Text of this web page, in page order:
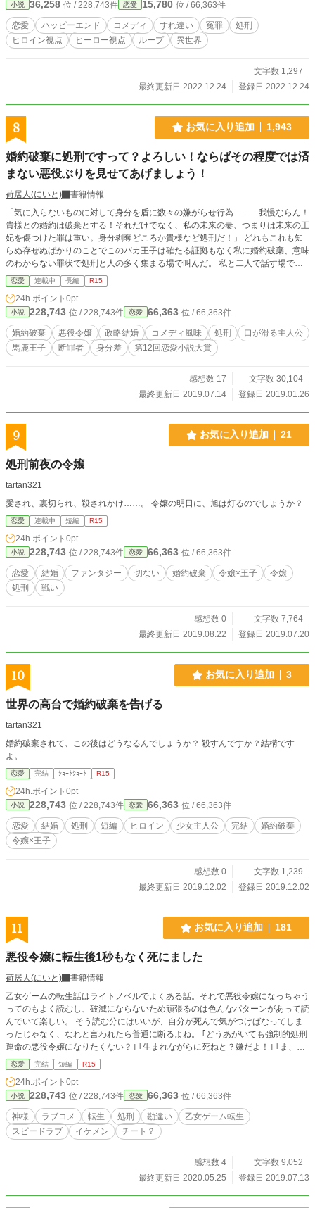
小説 36,258 位 / 228,743件 恋愛 15,780 位 / 66,363件
恋愛 ハッピーエンド コメディ すれ違い 冤罪
処刑
ヒロイン視点
ヒーロー視点 ループ 異世界
文字数 1,297
最終更新日 2022.12.24
登録日 2022.12.24
8 お気に入り追加 1,943
婚約破棄に処刑ですって？よろしい！ならばその程度では済
まない悪役ぶりを見せてあげましょう！
荷居人(にいと)
書籍情報
「気に入らないものに対して身分を盾に数々の嫌がらせ行為………我慢ならん！
貴様との婚約は破棄とする！それだけでなく、私の未来の妻、つまりは未来の王
妃を傷つけた罪は重い。身分剥奪どころか貴様など処刑だ！」 どれもこれも知
らぬ存ぜぬばかりのことでこのバカ王子は確たる証拠もなく私に婚約破棄、意味
のわからない罪状で処刑と人の多く集まる場で叫んだ。 私と二人で話す場であ
ればまだ許したものを………。見え透いた下心丸出しビッチ令嬢に良いように操
られるバカな夢見る王子には教育が必要なようです。 「婚約破棄の前にまずは
私の罪状をもう一度お聞かせ願えますか？」 私を悪役扱いするならば望み通り
あえて悪役となって差し上げましょう。その程度で処刑？バカが聞いて呆れると
いうもの。 処刑になる気もしませんが、万が一の可能性が少し、ほんの少しも
ないとは言えません。もしそうなった時何もせず言われたままで終わるなんてそ
れこそ屈辱。 ならばいっそ、処刑されても当たり前ねと思えるくらいの悪役を
たちの考えたバレるような悪役など演じないとね。 恋を諦めて政略結婚のため
に我慢してきた鬱憤も今この場で晴らしましょう。私だって嫌々なのに大概にし
恋愛 連載中 長編 R15
24h.ポイント 0pt
小説 228,743 位 / 228,743件 恋愛 66,363 位 / 66,363件
婚約破棄 悪役令嬢 政略結婚 コメディ風味 処刑
口が滑る主人公
馬鹿王子
断罪者 身分差 第12回恋愛小説大賞
感想数 17
文字数 30,104
最終更新日 2019.07.14
登録日 2019.01.26
9 お気に入り追加 21
処刑前夜の令嬢
tartan321
愛され、裏切られ、殺されかけ……。 令嬢の明日に、旭は灯るのでしょうか？
恋愛 連載中 短編 R15
24h.ポイント 0pt
小説 228,743 位 / 228,743件 恋愛 66,363 位 / 66,363件
恋愛 結婚 ファンタジー 切ない 婚約破棄 令嬢×王子
令嬢
処刑
戦い
感想数 0
文字数 7,764
最終更新日 2019.08.22
登録日 2019.07.20
10 お気に入り追加 3
世界の高台で婚約破棄を告げる
tartan321
婚約破棄されて、この後はどうなるんでしょうか？ 殺すんですか？結構です
よ。
恋愛 完結 ｼｮｰﾄｼｮｰﾄ R15
24h.ポイント 0pt
小説 228,743 位 / 228,743件 恋愛 66,363 位 / 66,363件
恋愛 結婚 処刑 短編 ヒロイン 少女主人公 完結
婚約破棄
令嬢×王子
感想数 0
文字数 1,239
最終更新日 2019.12.02
登録日 2019.12.02
11 お気に入り追加 181
悪役令嬢に転生後1秒もなく死にました
荷居人(にいと)
書籍情報
乙女ゲームの転生話はライトノベルでよくある話。それで悪役令嬢になっちゃう
ってのもよく読むし、破滅にならないため頑張るのは色んなパターンがあって読
んでいて楽しい。 そう読む分にはいいが、自分が死んで気がつけばなってしま
ったじゃなく、なれと言われたら普通に断るよね。 ｢どうあがいても強制的処刑
運命の悪役令嬢になりたくない？｣ ｢生まれながらに死ねと？嫌だよ！｣ ｢ま、拒
否権ないけどさ。悪役令嬢でも美人だし身分も申し分ないし、モブならひっかけ
られるからモブ恋愛人生を楽しむなり、人生謳歌しなよ。成人前に死ぬけど｣
｢ふざけんなー！｣ ふざけた神様に命の重さはわかってもらえない？こんな転生
って酷すぎる！ 神様どうせ避けられないなら死ぬ覚悟するからひとつ願いを叶
えてください！ 人生謳歌、前世失恋だらけだった恋も最悪人生で掴んでやりま
す！ そんな中、転生してすぐに幽霊騒ぎ？って幽霊って私のこと！？ おい、神
様、転生なのに生まれ直すも何も処刑された後ってどういうこと？何一つ学んで
て面倒だから時を早送りしちゃった？ふざけんなー！ こちら気晴らし作品。ラ
ブコメディーです。展開早めの短編完結予定作品。
恋愛 完結 短編 R15
24h.ポイント 0pt
小説 228,743 位 / 228,743件 恋愛 66,363 位 / 66,363件
神様 ラブコメ 転生 処刑 勘違い
乙女ゲーム転生
スピードラブ
イケメン チート？
感想数 4
文字数 9,052
最終更新日 2020.05.25
登録日 2019.07.13